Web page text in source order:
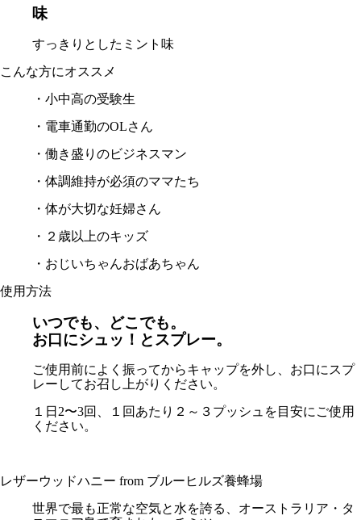
味
すっきりとしたミント味
こんな方にオススメ
・小中高の受験生
・電車通勤のOLさん
・働き盛りのビジネスマン
・体調維持が必須のママたち
・体が大切な妊婦さん
・２歳以上のキッズ
・おじいちゃんおばあちゃん
使用方法
いつでも、どこでも。
お口にシュッ！とスプレー。
ご使用前によく振ってからキャップを外し、お口にスプ
レーしてお召し上がりください。
１日2〜3回、１回あたり２～３プッシュを目安にご使用
ください。
レザーウッドハニー from ブルーヒルズ養蜂場
世界で最も正常な空気と水を誇る、オーストラリア・タ